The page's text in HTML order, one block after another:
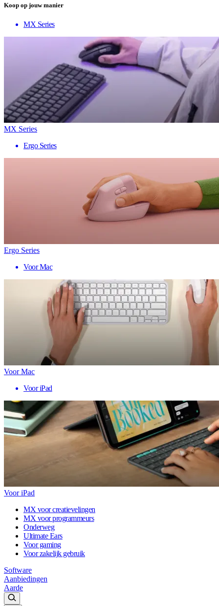
Koop op jouw manier
MX Series
MX Series
Ergo Series
Ergo Series
Voor Mac
Voor Mac
Voor iPad
Voor iPad
MX voor creatievelingen
MX voor programmeurs
Onderweg
Ultimate Ears
Voor gaming
Voor zakelijk gebruik
Software
Aanbiedingen
Aarde